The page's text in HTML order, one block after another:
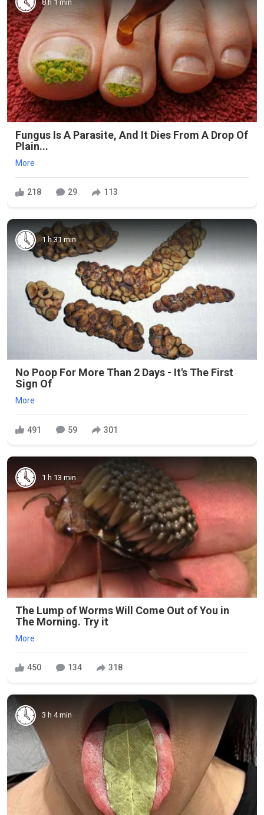
8 h 1 min
Fungus Is A Parasite, And It Dies From A Drop Of
Plain...
More
218 29 113
1 h 31 min
No Poop For More Than 2 Days - It's The First
Sign Of
More
491 59 301
1 h 13 min
The Lump of Worms Will Come Out of You in
The Morning. Try it
More
450 134 318
3 h 4 min